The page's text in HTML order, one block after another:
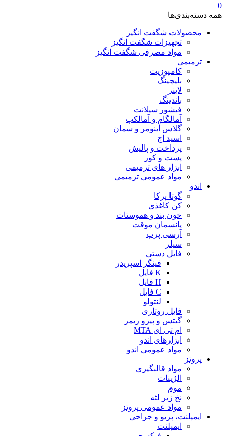
0
همه دسته‌بندی‌ها
محصولات شگفت انگیز
تجهیزات شگفت انگیز
مواد مصرفی شگفت انگیز
ترمیمی
کامپوزیت
بلیچینگ
لاینر
باندینگ
فیشور سیلانت
آمالگام و آمالکپ
گلاس آینومر و سمان
اسید اچ
پرداخت و پالیش
پست و کور
ابزار های ترمیمی
مواد عمومی ترمیمی
اندو
گوتا پرکا
کن کاغذی
خون بند و هموستات
پانسمان موقت
آرسی پرپ
سیلر
فایل دستی
فینگر اسپریدر
K فایل
H فایل
C فایل
لنتولو
فایل روتاری
گیتس و پیزو ریمر
ام تی ای MTA
ابزارهای اندو
مواد عمومی اندو
پروتز
مواد قالبگیری
الژینات
موم
نخ زیر لثه
مواد عمومی پروتز
ایمپلنت، پریو و جراحی
ایمپلنت